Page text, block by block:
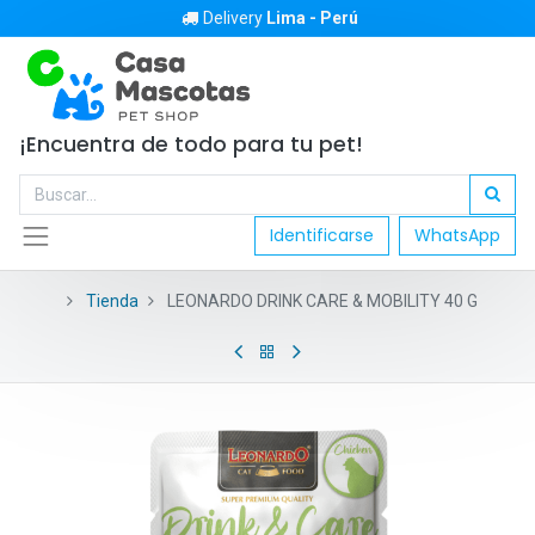
Delivery Lima - Perú
¡Encuentra de todo para tu pet!
Identificarse WhatsApp
Tienda LEONARDO DRINK CARE & MOBILITY 40 G